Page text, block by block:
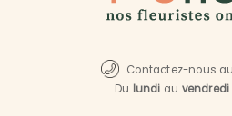
Contactez-nous au
Du lundi au vendredi